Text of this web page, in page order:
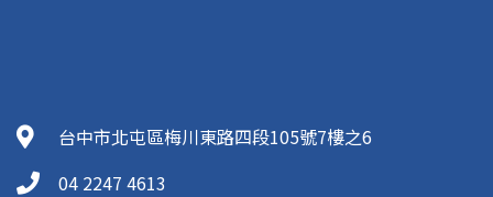
台中市北屯區梅川東路四段105號7樓之6
04 2247 4613